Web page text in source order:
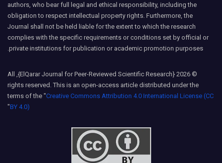
authors, who bear full legal and ethical responsibility, including the
obligation to respect intellectual property rights. Furthermore, the
Journal shall not be held liable for the extent to which the research
complies with the specific requirements or conditions set by official or
private institutions for publication or academic promotion purposes.
© 2026 {ElQarar Journal for Peer-Reviewed Scientific Research}, All
rights reserved. This is an open-access article distributed under the
terms of the "Creative Commons Attribution 4.0 International License (CC
BY 4.0)
"